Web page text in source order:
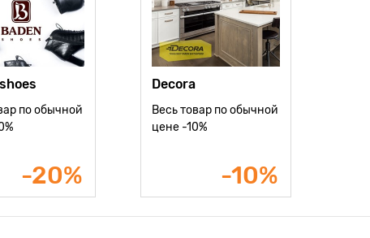
по обычной
-20%
Decora
Весь товар по обычной
цене -10%
-10%